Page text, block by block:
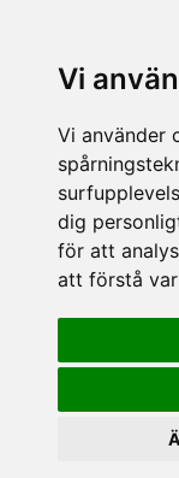
Vi
Vi använder
dig
för att
att förstå